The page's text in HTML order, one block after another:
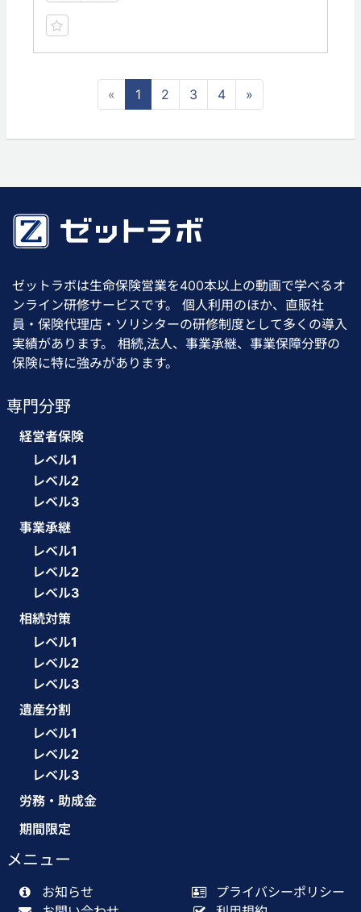
« 1 2 3 4 »
ゼットラボは生命保険営業を400本以上の動画で学べるオ
ンライン研修サービスです。 個人利用のほか、直販社
員・保険代理店・ソリシターの研修制度として多くの導入
実績があります。 相続,法人、事業承継、事業保障分野の
保険に特に強みがあります。
専門分野
経営者保険
レベル1
レベル2
レベル3
事業承継
レベル1
レベル2
レベル3
相続対策
レベル1
レベル2
レベル3
遺産分割
レベル1
レベル2
レベル3
労務・助成金
期間限定
メニュー
お知らせ
プライバシーポリシー